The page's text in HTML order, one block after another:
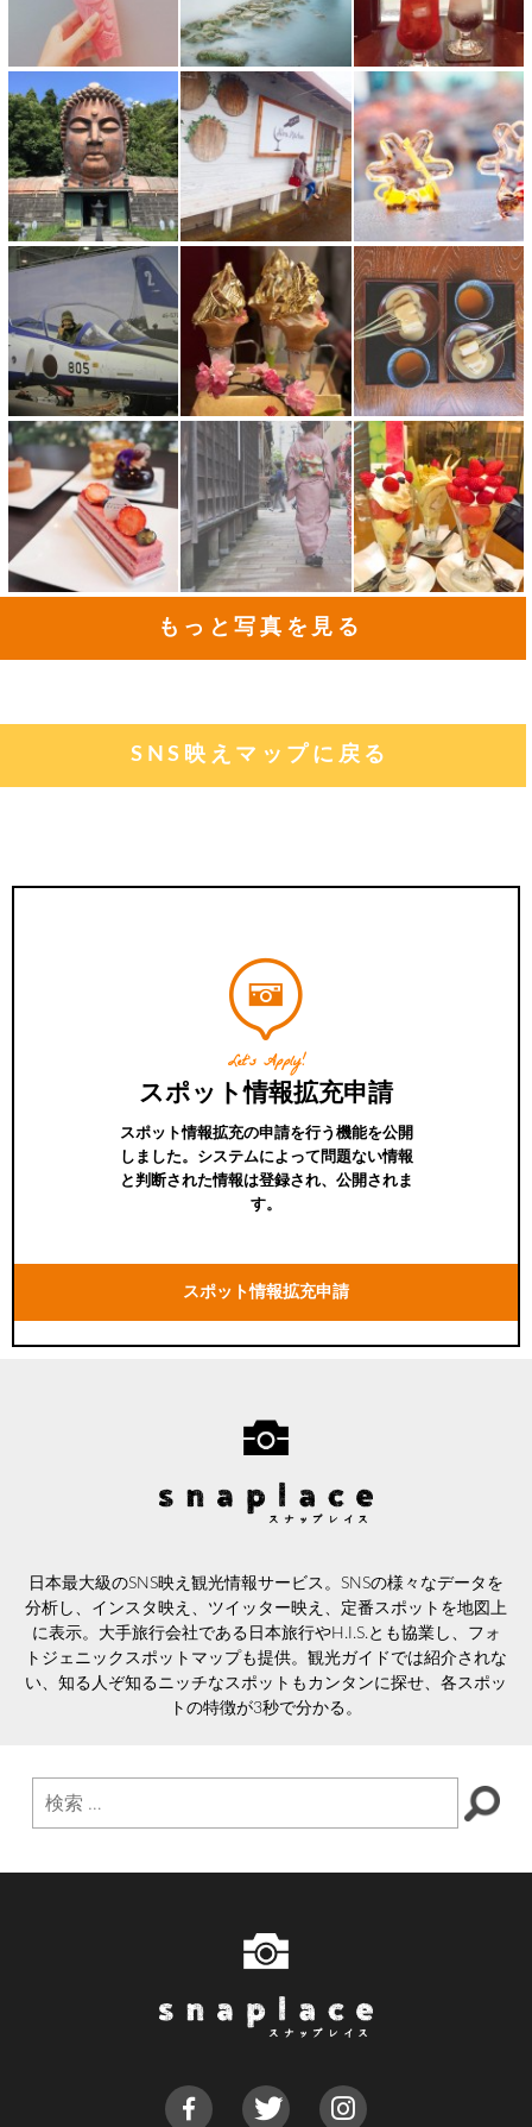
もっと写真を見る
SNS映えマップに戻る
Let's Apply!
スポット情報拡充申請
スポット情報拡充の申請を行う機能を公開
しました。システムによって問題ない情報
と判断された情報は登録され、公開されま
す。
スポット情報拡充申請
日本最大級のSNS映え観光情報サービス。SNSの様々なデータを
分析し、インスタ映え、ツイッター映え、定番スポットを地図上
に表示。大手旅行会社である日本旅行やH.I.S.とも協業し、フォ
トジェニックスポットマップも提供。観光ガイドでは紹介されな
い、知る人ぞ知るニッチなスポットもカンタンに探せ、各スポッ
トの特徴が3秒で分かる。